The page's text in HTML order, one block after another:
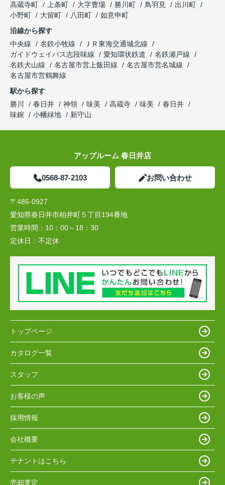
高蔵寺町
上条町 大字豊場 勝川町 鳥羽見
出川町
小野町
大留町 八田町
如意申町
沿線から探す
中央線
名鉄小牧線
ＪＲ東海交通城北線
ガイドウェイバス志段味線
愛知環状鉄道
名鉄瀬戸線
名鉄犬山線
名古屋市営上飯田線
名古屋市営名城線
名古屋市営鶴舞線
駅から探す
勝川
春日井 神領 味美 高蔵寺 味美
春日井
味鋺
小幡緑地 新守山
アップルーム 春日井店
0568-87-2103 お問い合わせ
〒486-0927
愛知県春日井市柏井町５丁目194番地
営業時間： 10：00～18：30
定休日： 不定休
トップページ
カタログ一覧
スタッフ
お客様の声
採用情報
会社概要
テナントはこちら
売却査定